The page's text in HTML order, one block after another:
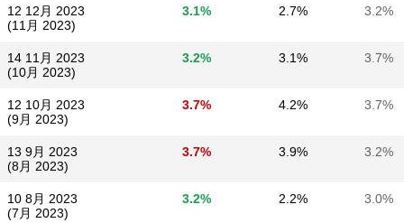
12 12月 2023
(11月 2023)
3.1% 2.7% 3.2%
14 11月 2023
(10月 2023)
3.2% 3.1% 3.7%
12 10月 2023
(9月 2023)
3.7% 4.2% 3.7%
13 9月 2023
(8月 2023)
3.7% 3.9% 3.2%
10 8月 2023
(7月 2023)
3.2% 2.2% 3.0%